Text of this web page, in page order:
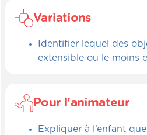
Variations
Identifier lequel des
extensible ou le moins
Pour l'animateur
Expliquer à l’enfant